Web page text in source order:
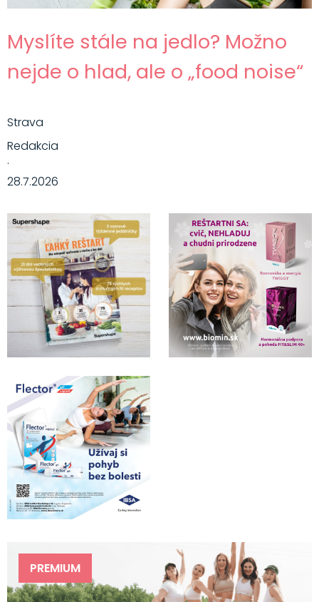
Myslíte stále na jedlo? Možno
nejde o hlad, ale o „food noise“
Strava
Redakcia
·
28.7.2026
PREMIUM